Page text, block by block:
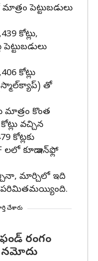
పెట్టుబడులు
కోట్లు,
కోట్లు
తో
మాత్రం కొంత
వచ్చిన
కోట్లకు
కూడా ఇన్‌ఫ్లో
మార్చిలో ఇది
పరిమితమయ్యింది.
చేశారు
రంగం
నమోదు